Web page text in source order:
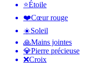
⭐Étoile
❤️Cœur rouge
☀️Soleil
🙏Mains jointes
💎Pierre précieuse
❌Croix